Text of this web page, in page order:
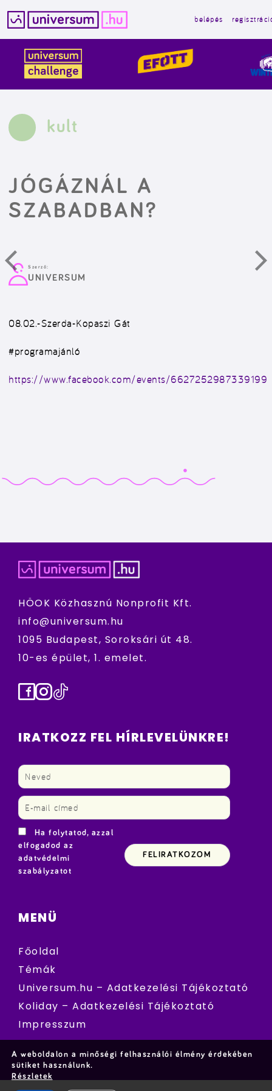
tartalomba
belépés
kult
JÓGÁZNÁL A
SZABADBAN?
Szerző:
UNIVERSUM
08.02.-Szerda-Kopaszi Gát
#programajánló
https://www.facebook.com/events/6627252987339199
HÖOK Közhasznú Nonprofit Kft.
info@universum.hu
1095 Budapest, Soroksári út 48.
10-es épület, 1. emelet.
Facebook
Instagram
TikTok
IRATKOZZ FEL HÍRLEVELÜNKRE!
Ha folytatod, azzal
elfogadod az
adatvédelmi
szabályzatot
MENÜ
Főoldal
Témák
Universum.hu – Adatkezelési Tájékoztató
Koliday – Adatkezelési Tájékoztató
Impresszum
A weboldalon a minőségi felhasználói élmény érdekében
sütiket használunk.
Részletek